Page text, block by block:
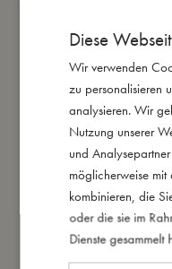
Altersklötze aus Holz
€
In den Warenkorb
Diese
Wir verwenden
zu personalisieren
analysieren. Wir
Nutzung unserer
und
möglicherweise
kombinieren, die
oder die sie im
Dienste gesammelt